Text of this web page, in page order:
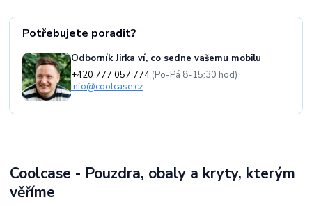
Potřebujete poradit?
Odborník Jirka ví, co sedne vašemu mobilu
+420 777 057 774 (Po-Pá 8-15:30 hod)
info@coolcase.cz
Coolcase - Pouzdra, obaly a kryty, kterým
věříme